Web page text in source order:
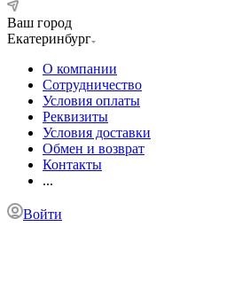
Ваш город
Екатеринбург
О компании
Сотрудничество
Условия оплаты
Реквизиты
Условия доставки
Обмен и возврат
Контакты
...
Войти